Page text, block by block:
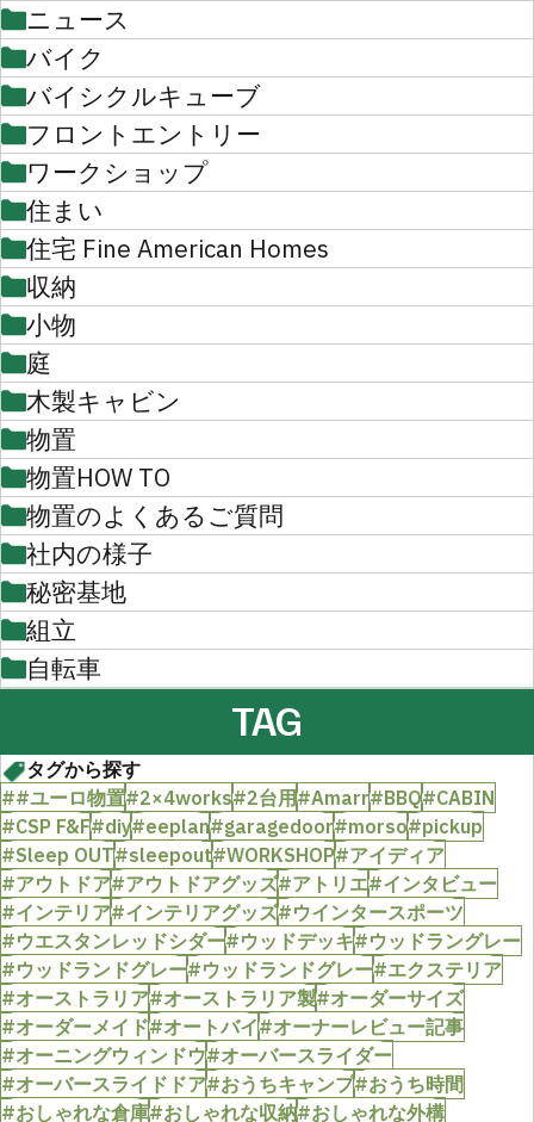
ニュース
バイク
バイシクルキューブ
フロントエントリー
ワークショップ
住まい
住宅 Fine American Homes
収納
小物
庭
木製キャビン
物置
物置HOW TO
物置のよくあるご質問
社内の様子
秘密基地
組立
自転車
TAG
タグから探す
##ユーロ物置#2×4works#2台用#Amarr#BBQ#CABIN
#CSP F&F#diy#eeplan#garagedoor#morso#pickup
#Sleep OUT#sleepout#WORKSHOP#アイディア
#アウトドア#アウトドアグッズ#アトリエ#インタビュー
#インテリア#インテリアグッズ#ウインタースポーツ
#ウエスタンレッドシダー#ウッドデッキ#ウッドラングレー
#ウッドランドグレー#ウッドランドグレー#エクステリア
#オーストラリア#オーストラリア製#オーダーサイズ
#オーダーメイド#オートバイ#オーナーレビュー記事
#オーニングウィンドウ#オーバースライダー
#オーバースライドドア#おうちキャンプ#おうち時間
#おしゃれな倉庫#おしゃれな収納#おしゃれな外構